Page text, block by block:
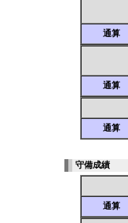
通算
通算
通算
守備成績
通算